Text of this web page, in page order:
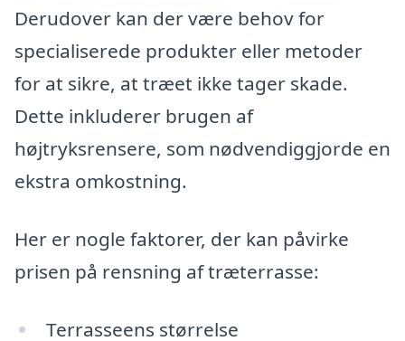
Derudover kan der være behov for
specialiserede produkter eller metoder
for at sikre, at træet ikke tager skade.
Dette inkluderer brugen af
højtryksrensere, som nødvendiggjorde en
ekstra omkostning.
Her er nogle faktorer, der kan påvirke
prisen på rensning af træterrasse:
Terrasseens størrelse